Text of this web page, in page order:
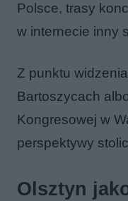
Polsce, trasy
w internecie inny
Z punktu
Bartoszycach
Kongresowej w
perspektywy
Olsztyn